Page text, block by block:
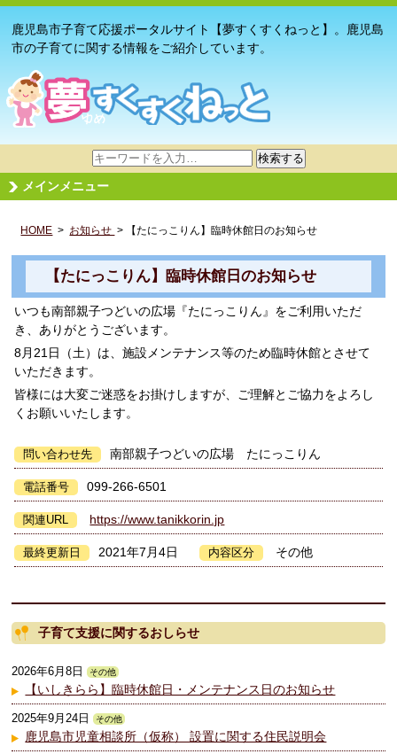
鹿児島市子育て応援ポータルサイト【夢すくすくねっと】。鹿児島
市の子育てに関する情報をご紹介しています。
サ
イ
ト
検
検索する
メインメニュー
HOME > お知らせ > 【たにっこりん】臨時休館日のお知らせ
【たにっこりん】臨時休館日のお知らせ
いつも南部親子つどいの広場『たにっこりん』をご利用いただ
き、ありがとうございます。
8月21日（土）は、施設メンテナンス等のため臨時休館とさせて
いただきます。
皆様には大変ご迷惑をお掛けしますが、ご理解とご協力をよろし
くお願いいたします。
問い合わせ先 南部親子つどいの広場 たにっこりん
電話番号 099-266-6501
関連URL https://www.tanikkorin.jp
最終更新日 2021年7月4日 内容区分 その他
子育て支援に関するおしらせ
2026年6月8日 その他
【いしきらら】臨時休館日・メンテナンス日のお知らせ
2025年9月24日 その他
鹿児島市児童相談所（仮称） 設置に関する住民説明会